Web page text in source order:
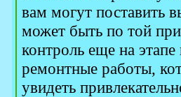
вам могут поставить
может быть по той
контроль еще на
ремонтные работы,
увидеть